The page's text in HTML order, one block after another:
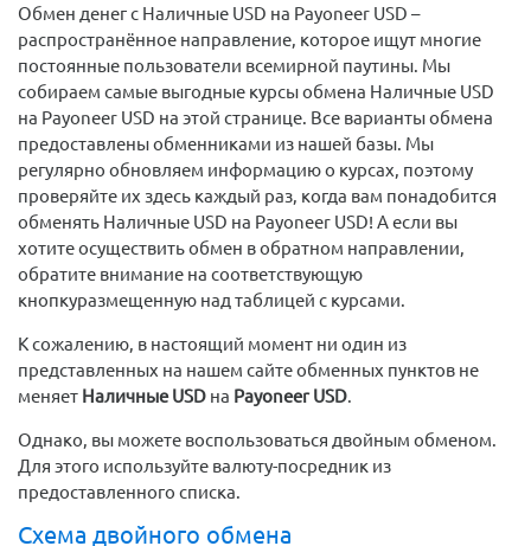
Обмен денег с Наличные USD на Payoneer USD –
распространённое направление, которое ищут многие
постоянные пользователи всемирной паутины. Мы
собираем самые выгодные курсы обмена Наличные USD
на Payoneer USD на этой странице. Все варианты обмена
предоставлены обменниками из нашей базы. Мы
регулярно обновляем информацию о курсах, поэтому
проверяйте их здесь каждый раз, когда вам понадобится
обменять Наличные USD на Payoneer USD! А если вы
хотите осуществить обмен в обратном направлении,
обратите внимание на соответствующую
кнопкуразмещенную над таблицей с курсами.
К сожалению, в настоящий момент ни один из
представленных на нашем сайте обменных пунктов не
меняет Наличные USD на Payoneer USD.
Однако, вы можете воспользоваться двойным обменом.
Для этого используйте валюту-посредник из
предоставленного списка.
Схема двойного обмена